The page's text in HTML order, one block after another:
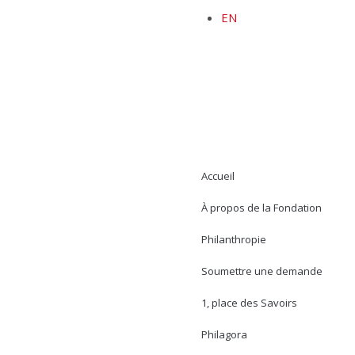
EN
Accueil
À propos de la Fondation
Philanthropie
Soumettre une demande
1, place des Savoirs
Philagora